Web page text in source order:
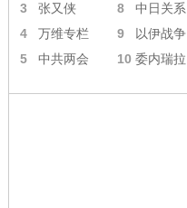
3 张又侠 8 中日关系
4 万维专栏 9 以伊战争
5 中共两会 10 委内瑞拉